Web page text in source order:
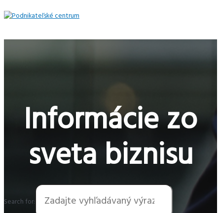
Preskočiť
na
Menu
Informácie zo
sveta biznisu
Search for: